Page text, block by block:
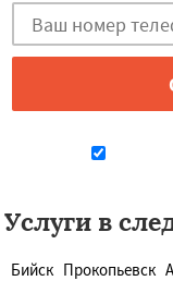
Услуги в
Бийск Прокопьевск